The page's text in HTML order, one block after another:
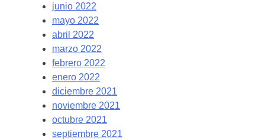
junio 2022
mayo 2022
abril 2022
marzo 2022
febrero 2022
enero 2022
diciembre 2021
noviembre 2021
octubre 2021
septiembre 2021